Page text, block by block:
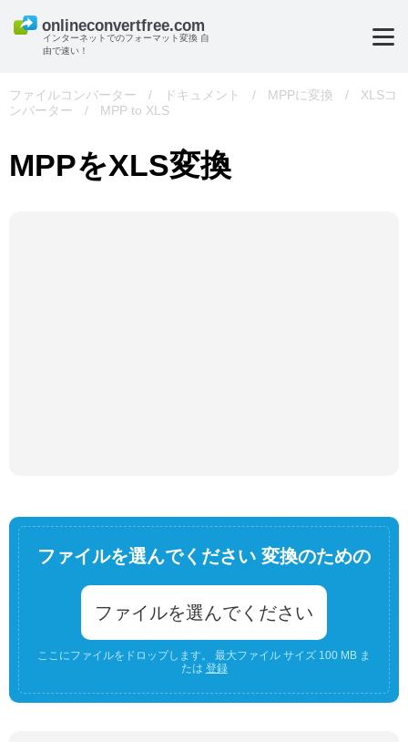
インターネットでのフォーマット変換 自
由で速い！
ファイルコンバーター / ドキュメント / MPPに変換 /
XLSコ
ンバーター
/ MPP to XLS
MPPをXLS変換
ファイルを選んでください 変換のための
ファイルを選んでください
ここにファイルをドロップします。 最大ファイル サイズ 100 MB ま
たは 登録